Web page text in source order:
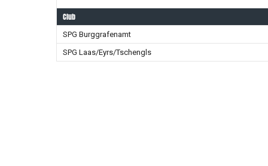
Club
SPG Burggrafenamt
SPG Laas/Eyrs/Tschengls